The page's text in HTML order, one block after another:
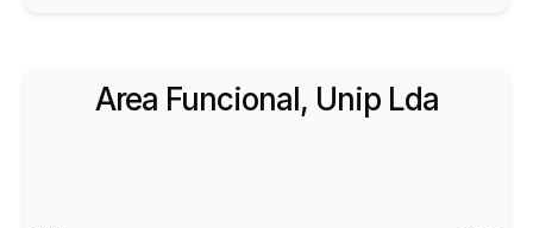
Area Funcional, Unip Lda